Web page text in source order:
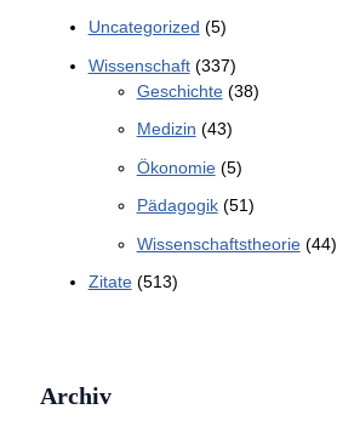
Uncategorized (5)
Wissenschaft(337)
Geschichte(38)
Medizin (43)
Ökonomie(5)
Pädagogik(51)
Wissenschaftstheorie(44)
Zitate(513)
Archiv